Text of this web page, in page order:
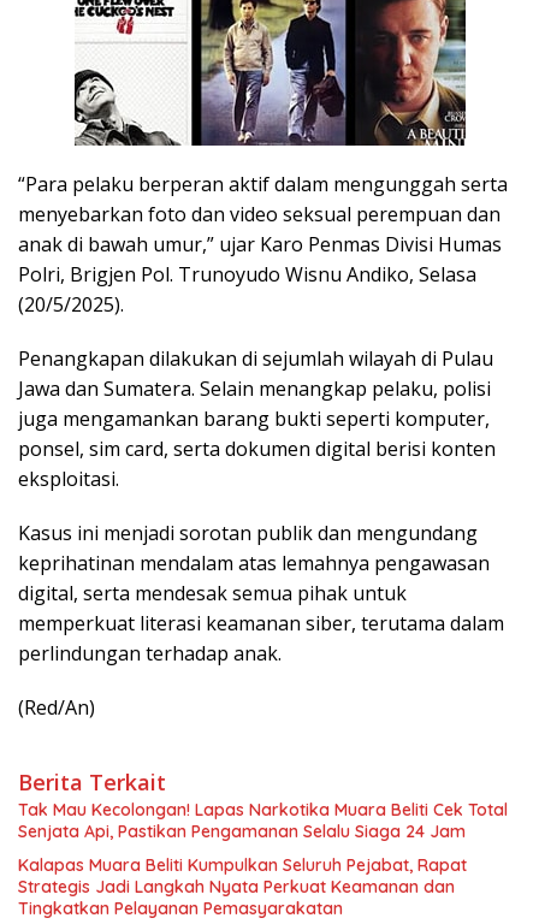
“Para pelaku berperan aktif dalam mengunggah serta
menyebarkan foto dan video seksual perempuan dan
anak di bawah umur,” ujar Karo Penmas Divisi Humas
Polri, Brigjen Pol. Trunoyudo Wisnu Andiko, Selasa
(20/5/2025).
Penangkapan dilakukan di sejumlah wilayah di Pulau
Jawa dan Sumatera. Selain menangkap pelaku, polisi
juga mengamankan barang bukti seperti komputer,
ponsel, sim card, serta dokumen digital berisi konten
eksploitasi.
Kasus ini menjadi sorotan publik dan mengundang
keprihatinan mendalam atas lemahnya pengawasan
digital, serta mendesak semua pihak untuk
memperkuat literasi keamanan siber, terutama dalam
perlindungan terhadap anak.
(Red/An)
Berita Terkait
Tak Mau Kecolongan! Lapas Narkotika Muara Beliti Cek Total
Senjata Api, Pastikan Pengamanan Selalu Siaga 24 Jam
Kalapas Muara Beliti Kumpulkan Seluruh Pejabat, Rapat
Strategis Jadi Langkah Nyata Perkuat Keamanan dan
Tingkatkan Pelayanan Pemasyarakatan